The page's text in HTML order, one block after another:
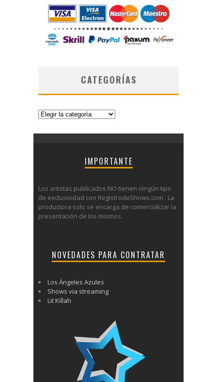
CATEGORÍAS
Categorías
IMPORTANTE
Los artistas publicados NO tienen ningún tipo
de exclusividad con RegistrodeShows.com . La
productora solo se encarga de comercializar la
presentación de los mismos.
NOVEDADES PARA CONTRATAR
Los Ángeles Azules
Shows via streaming
Lit Killah